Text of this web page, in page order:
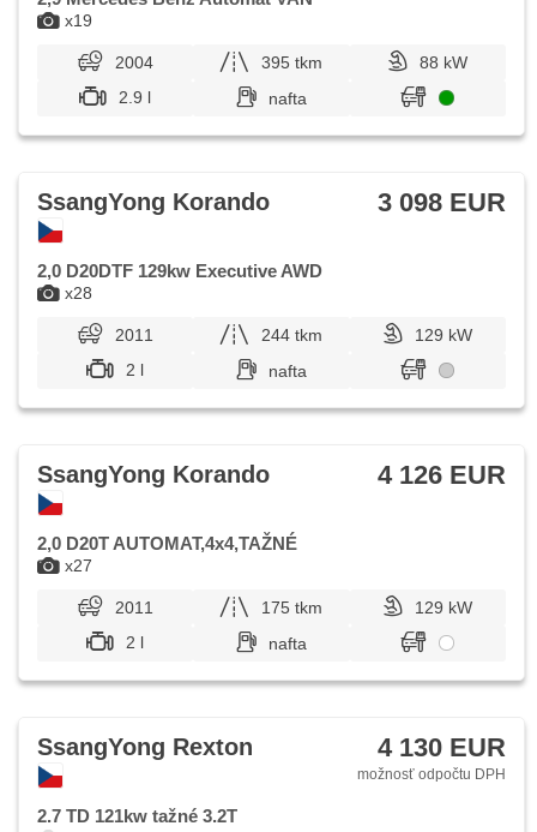
x19
2004 395 tkm
88 kW
2.9 l
nafta
x28
SsangYong Korando 3 098 EUR
2,0 D20DTF 129kw Executive AWD
2011 244 tkm
129 kW
2 l
nafta
x27
SsangYong Korando 4 126 EUR
2,0 D20T AUTOMAT,4x4,TAŽNÉ
2011 175 tkm
129 kW
2 l
nafta
SsangYong Rexton 4 130 EUR
možnosť odpočtu DPH
2.7 TD 121kw tažné 3.2T